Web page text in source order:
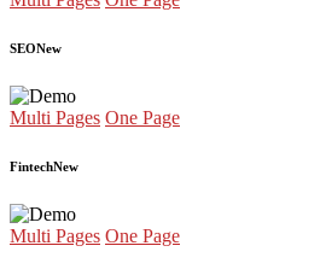
SEONew
Multi Pages One Page
FintechNew
Multi Pages One Page